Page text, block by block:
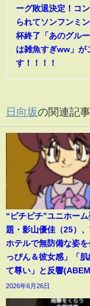
ーグ敗退決定！コ
られてソンフンミ
杯終了「あのグル
は雑魚すぎww」が
す！！！！
日向坂の関連記事
“ピチピチ”ユニホー
題・影山優佳（25）
ホテルで無防備な姿
っぴん＆彼女感」「
て尊い」と反響
2026年6月26日